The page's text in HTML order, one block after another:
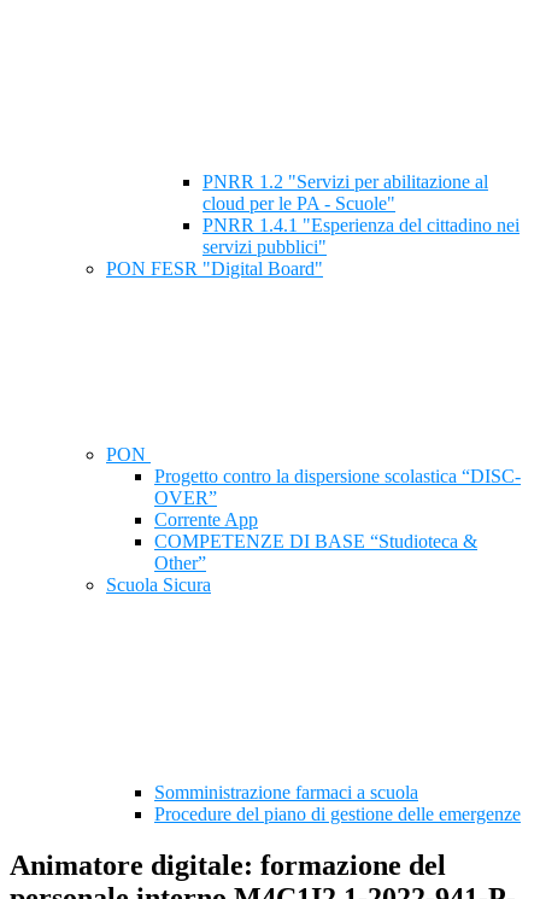
PNRR 1.2 "Servizi per abilitazione al
cloud per le PA - Scuole"
PNRR 1.4.1 "Esperienza del cittadino nei
servizi pubblici"
PON FESR "Digital Board"
PON
Progetto contro la dispersione scolastica “DISC-
OVER”
Corrente App
COMPETENZE DI BASE “Studioteca &
Other”
Scuola Sicura
Somministrazione farmaci a scuola
Procedure del piano di gestione delle emergenze
Animatore digitale: formazione del